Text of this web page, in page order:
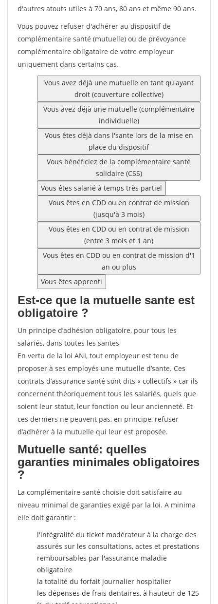
d'autres atouts utiles à 70 ans, 80 ans et même 90 ans.
Vous pouvez refuser d'adhérer au dispositif de
complémentaire santé (mutuelle) ou de prévoyance
complémentaire obligatoire de votre employeur
uniquement dans certains cas.
Vous avez déjà une mutuelle en tant qu'ayant
droit (couverture collective)
Vous avez déjà une mutuelle (complémentaire
individuelle)
Vous êtes déjà dans l'sante lors de la mise en
place du dispositif
Vous bénéficiez de la complémentaire santé
solidaire (CSS)
Vous êtes salarié à temps très partiel
Vous êtes en CDD ou en contrat de mission
(jusqu'à 3 mois)
Vous êtes en CDD ou en contrat de mission
(entre 3 mois et 1 an)
Vous êtes en CDD ou en contrat de mission d'1
an ou plus
Vous êtes apprenti
Est-ce que la mutuelle sante est
obligatoire ?
Un principe d’adhésion obligatoire, pour tous les
salariés, dans toutes les santes
En vertu de la loi ANI, tout employeur est tenu de
proposer à ses employés une mutuelle d’sante. Ces
contrats d’assurance santé sont dits « collectifs » car ils
concernent théoriquement tous les salariés, quels que
soient leur statut, leur fonction ou leur ancienneté. Et
ces derniers ne peuvent pas, en principe, refuser
d’adhérer à la mutuelle qui leur est proposée.
Mutuelle santé: quelles
garanties minimales obligatoires
?
La complémentaire santé choisie doit satisfaire au
niveau minimal de garanties exigé par la loi. A minima
elle doit garantir :
l'intégralité du ticket modérateur à la charge des
assurés sur les consultations, actes et prestations
remboursables par l'assurance maladie
obligatoire
la totalité du forfait journalier hospitalier
les dépenses de frais dentaires, à hauteur de 125